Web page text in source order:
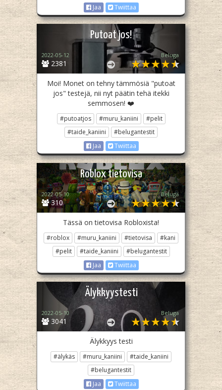
Jaa
Twiittaa
Putoat jos!
2381
2022-05-12 Beluga
Moi! Monet on tehny tämmösiä "putoat
jos" testejä, nii nyt päätin tehä itekki
semmosen! ❤️
#putoatjos #muru_kaniini
#pelit
#taide_kaniini
#belugantestit
Jaa
Twiittaa
Roblox tietovisa
310
2022-05-10 Beluga
Tässä on tietovisa Robloxista!
#roblox #muru_kaniini #tietovisa
#kani
#pelit
#taide_kaniini
#belugantestit
Jaa
Twiittaa
Älykkyystesti
3041
2022-05-10 Beluga
Älykkyys testi
#älykäs #muru_kaniini
#taide_kaniini
#belugantestit
Jaa
Twiittaa